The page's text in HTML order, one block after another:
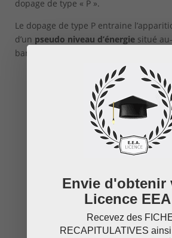
dopage de type « P ».
Le dopage de type P entraine
d’un pseudo niveau d’énergiesitué
bande de valence.
Envie d'obtenir
Licence
Recevez des
RECAPITULATIVES